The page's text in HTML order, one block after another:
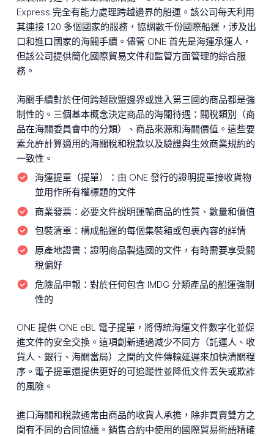
Express 完全有能力處理跨越邊界的船運。該公司每天利用
其連接 120 多個國家的服務，協調數千份國際船運，涉及出
口和進口國家的海關手續。儘管 ONE 首先是海運承運人，
但該公司提供簡化國際貿易文件和監管方面管理的綜合服
務。
海關手續對於任何跨越歐盟邊界或進入第三國的商品都是強
制性的。三個基本概念決定商品的海關待遇：關稅類別（商
品在海關委員會中的分類）、商品來源和海關價值。這些要
素允許計算適用的海關稅和稅款以及驗證與生效商業規約的
一致性。
海運提單（提單）： 由 ONE 發行的證明提單接收貨物
並用作所有權標題的文件
商業發票： 必要文件說明運輸商品的性質、數量和價值
包裝清單： 構成船運的每個集裝箱或包裹內容的詳情
原產地證書： 證明商品製造國的文件，有時需要享受關
稅偏好
危險品申報： 對於任何包含 IMDG 分類產品的船運強制
性的
ONE 提供 ONE eBL 電子提單，將傳統海運文件數字化並促
進文件的安全交換。這項創新通過減少不同方（託運人、收
貨人、銀行、海關當局）之間的文件傳輸延遲來加快清關程
序。電子提單還提供更好的可追蹤性並降低文件丟失或欺詐
的風險。
進口海關和稅款通常由商品的收貨人承擔，除非買賣雙方之
間有不同的合同協議。銷售合約中使用的國際貿易術語精確